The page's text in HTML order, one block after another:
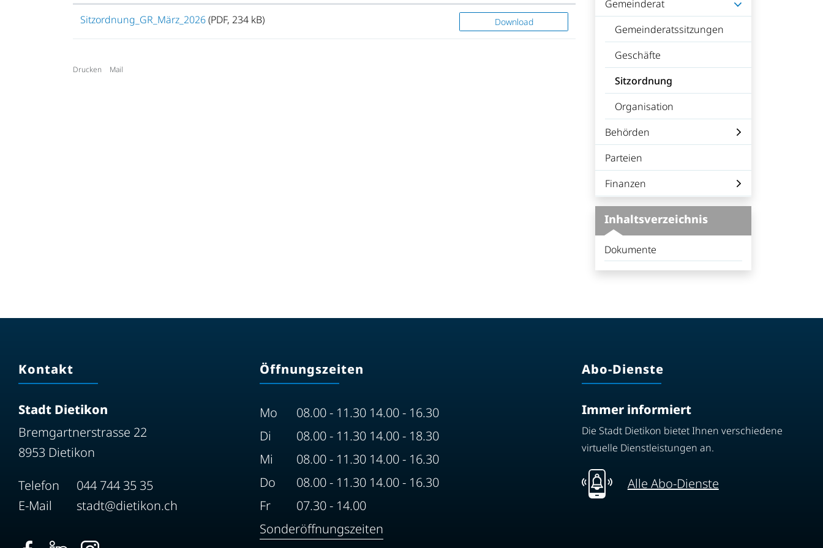
Gemeinderat
Gemeinderatssitzungen
Geschäfte
Sitzordnung
(ausgewählt)
Organisation
Behörden
Parteien
Finanzen
Inhaltsverzeichnis
Dokumente
Sitzordnung_GR_März_2026(PDF, 234 kB) Download
Drucken Mail
Kontakt
Stadt Dietikon
Bremgartnerstrasse 22
8953 Dietikon
Telefon
044 744 35 35
E-Mail
stadt@dietikon.ch
Öffnungszeiten
Mo
08.00 - 11.30 14.00 - 16.30
Di
08.00 - 11.30 14.00 - 18.30
Mi
08.00 - 11.30 14.00 - 16.30
Do
08.00 - 11.30 14.00 - 16.30
Fr
07.30 - 14.00
Sonderöffnungszeiten
Abo-Dienste
Immer informiert
Die Stadt Dietikon bietet Ihnen verschiedene
virtuelle Dienstleistungen an.
Alle Abo-Dienste